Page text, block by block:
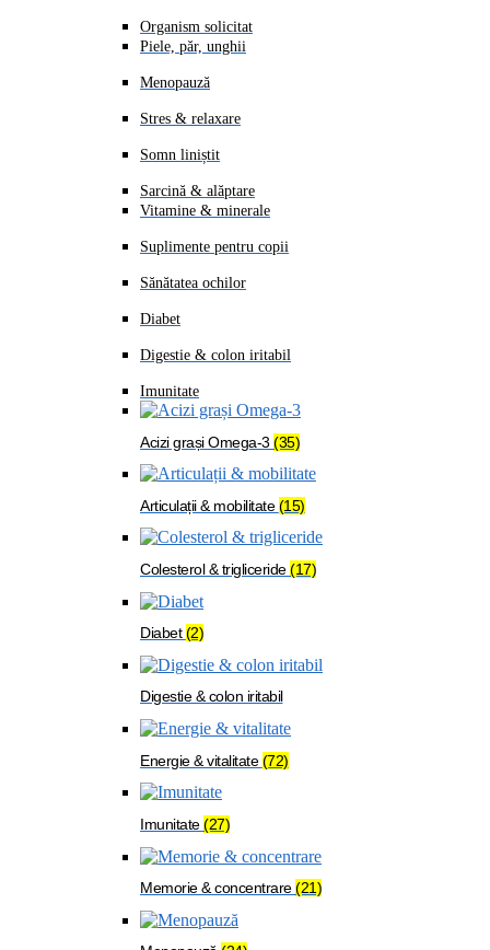
Organism solicitat
Piele, păr, unghii
Menopauză
Stres & relaxare
Somn liniștit
Sarcină & alăptare
Vitamine & minerale
Suplimente pentru copii
Sănătatea ochilor
Diabet
Digestie & colon iritabil
Imunitate
Acizi grași Omega-3 (35)
Articulații & mobilitate(15)
Colesterol & trigliceride(17)
Diabet(2)
Digestie & colon iritabil
Energie & vitalitate(72)
Imunitate(27)
Memorie & concentrare(21)